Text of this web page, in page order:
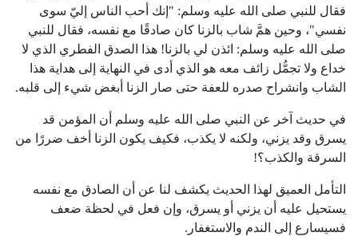
فقال للنبي صلى الله عليه وسلم: "إنك أحب الناس إليّ سوى
نفسي"، وحين همَّ شاب بالزنا كان صادقًا مع نفسه، فقال للنبي
صلى الله عليه وسلم: ائذن لي بالزنا! هذا الصدق الفطري الذي لا
خداع ولا تجمُّل زائف معه هو الذي أدى في النهاية إلى هداية هذا
الشاب وانشراح صدره للعفة حتى صار الزنا أبغض شيء إلى قلبه.
في حديث آخر عن النبي صلى الله عليه وسلم أن المؤمن قد
يسرق وقد يزني، ولكنه لا يكذب، فكيف يكون الزنا أخف ضررًا من
السرقة والكذب؟!
التأمل العميق لهذا الحديث يكشف لنا عن أن الصادق مع نفسه
يستحيل عليه أن يزني أو يسرق، وإن فعل في لحظة ضعف
فسيسارع إلى الندم والاستغفار.